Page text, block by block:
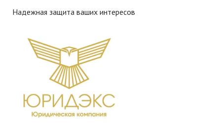
Надежная защита ваших интересов